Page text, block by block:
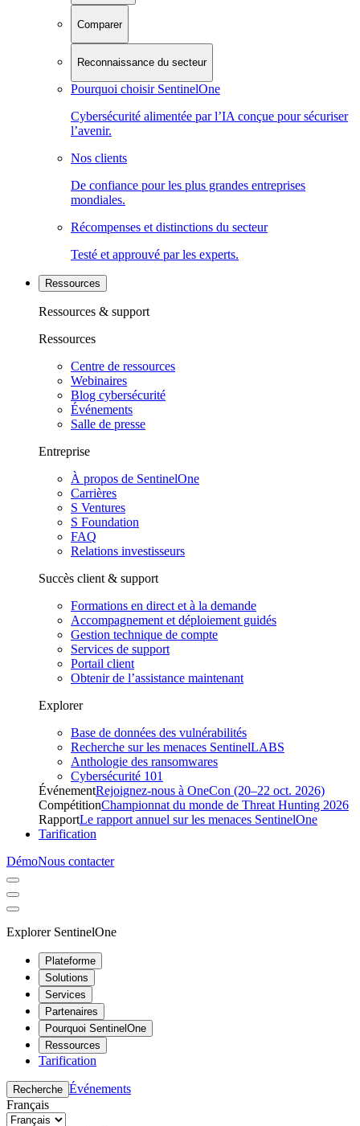
Comparer
Reconnaissance du secteur
Pourquoi choisir SentinelOne
Cybersécurité alimentée par l’IA conçue pour sécuriser
l’avenir.
Nos clients
De confiance pour les plus grandes entreprises
mondiales.
Récompenses et distinctions du secteur
Testé et approuvé par les experts.
Ressources
Ressources & support
Ressources
Centre de ressources
Webinaires
Blog cybersécurité
Événements
Salle de presse
Entreprise
À propos de SentinelOne
Carrières
S Ventures
S Foundation
FAQ
Relations investisseurs
Succès client & support
Formations en direct et à la demande
Accompagnement et déploiement guidés
Gestion technique de compte
Services de support
Portail client
Obtenir de l’assistance maintenant
Explorer
Base de données des vulnérabilités
Recherche sur les menaces SentinelLABS
Anthologie des ransomwares
Cybersécurité 101
ÉvénementRejoignez-nous à OneCon (20–22 oct. 2026)
CompétitionChampionnat du monde de Threat Hunting 2026
RapportLe rapport annuel sur les menaces SentinelOne
Tarification
DémoNous contacter
Explorer SentinelOne
Plateforme
Solutions
Services
Partenaires
Pourquoi SentinelOne
Ressources
Tarification
Recherche Événements
Français